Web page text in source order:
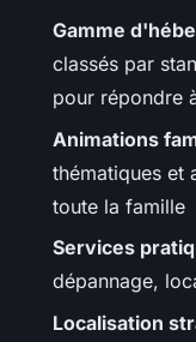
Gamme
classés par
pour répondre
Animations
thématiques et
toute la famille
Services
dépannage,
Localisation